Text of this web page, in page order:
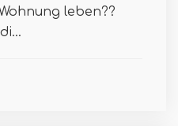
leben??